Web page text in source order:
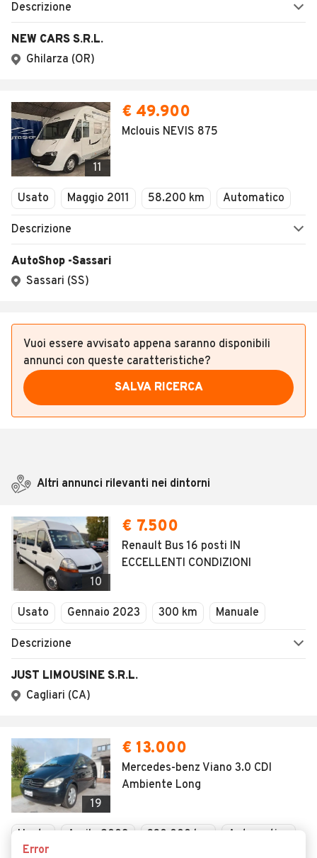
Descrizione
NEW CARS S.R.L.
Ghilarza (OR)
11
€ 49.900
Mclouis NEVIS 875
Usato Maggio 2011 58.200 km Automatico
Descrizione
AutoShop -Sassari
Sassari (SS)
Vuoi essere avvisato appena saranno disponibili
annunci con queste caratteristiche?
SALVA RICERCA
Altri annunci rilevanti nei dintorni
10
€ 7.500
Renault Bus 16 posti IN
ECCELLENTI CONDIZIONI
Usato Gennaio 2023 300 km Manuale
Descrizione
JUST LIMOUSINE S.R.L.
Cagliari (CA)
19
€ 13.000
Mercedes-benz Viano 3.0 CDI
Ambiente Long
Usato Aprile 2008 330.000 km
Automatico
Error